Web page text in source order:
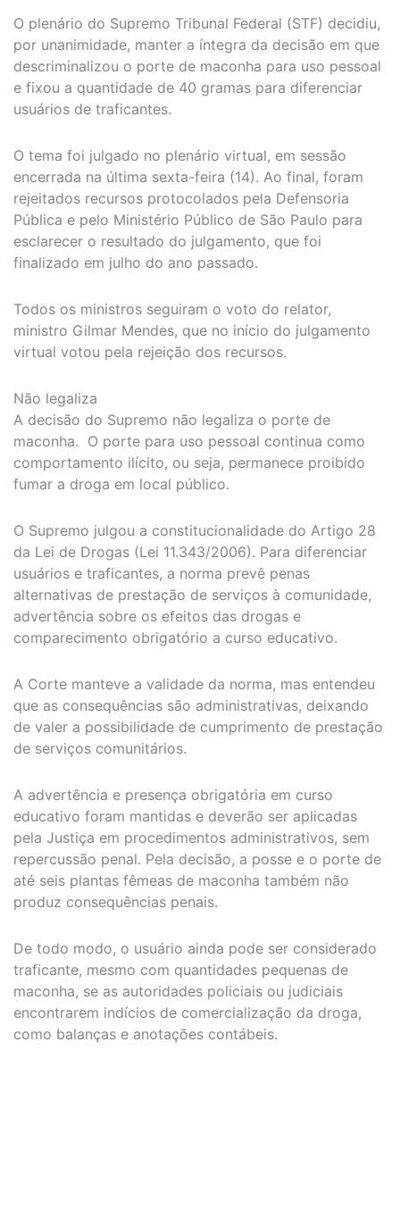
O plenário do Supremo Tribunal Federal (STF) decidiu,
por unanimidade, manter a íntegra da decisão em que
descriminalizou o porte de maconha para uso pessoal
e fixou a quantidade de 40 gramas para diferenciar
usuários de traficantes.
O tema foi julgado no plenário virtual, em sessão
encerrada na última sexta-feira (14). Ao final, foram
rejeitados recursos protocolados pela Defensoria
Pública e pelo Ministério Público de São Paulo para
esclarecer o resultado do julgamento, que foi
finalizado em julho do ano passado.
Todos os ministros seguiram o voto do relator,
ministro Gilmar Mendes, que no início do julgamento
virtual votou pela rejeição dos recursos.
Não legaliza
A decisão do Supremo não legaliza o porte de
maconha. O porte para uso pessoal continua como
comportamento ilícito, ou seja, permanece proibido
fumar a droga em local público.
O Supremo julgou a constitucionalidade do Artigo 28
da Lei de Drogas (Lei 11.343/2006). Para diferenciar
usuários e traficantes, a norma prevê penas
alternativas de prestação de serviços à comunidade,
advertência sobre os efeitos das drogas e
comparecimento obrigatório a curso educativo.
A Corte manteve a validade da norma, mas entendeu
que as consequências são administrativas, deixando
de valer a possibilidade de cumprimento de prestação
de serviços comunitários.
A advertência e presença obrigatória em curso
educativo foram mantidas e deverão ser aplicadas
pela Justiça em procedimentos administrativos, sem
repercussão penal. Pela decisão, a posse e o porte de
até seis plantas fêmeas de maconha também não
produz consequências penais.
De todo modo, o usuário ainda pode ser considerado
traficante, mesmo com quantidades pequenas de
maconha, se as autoridades policiais ou judiciais
encontrarem indícios de comercialização da droga,
como balanças e anotações contábeis.